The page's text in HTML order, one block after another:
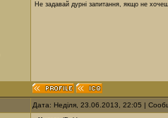
Не задавай дурні запитання, якщо не
Дата: Неділя, 23.06.2013, 22:05 |